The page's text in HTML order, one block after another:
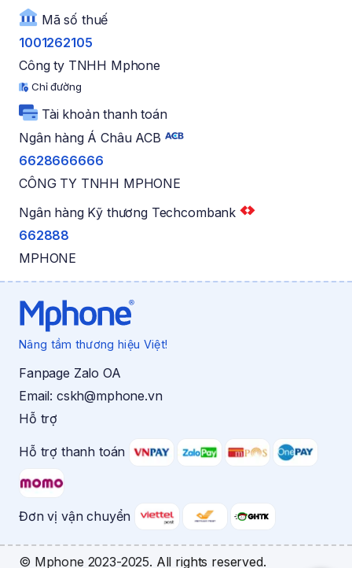
Mã số thuế
1001262105
Công ty TNHH Mphone
Chỉ đường
Tài khoản thanh toán
Ngân hàng Á Châu ACB
6628666666
CÔNG TY TNHH MPHONE
Ngân hàng Kỹ thương Techcombank
662888
MPHONE
Nâng tầm thương hiệu Việt!
Fanpage Zalo OA
Email: cskh@mphone.vn
Hỗ trợ
Hỗ trợ thanh toán
Đơn vị vận chuyển
© Mphone 2023-2025. All rights reserved.